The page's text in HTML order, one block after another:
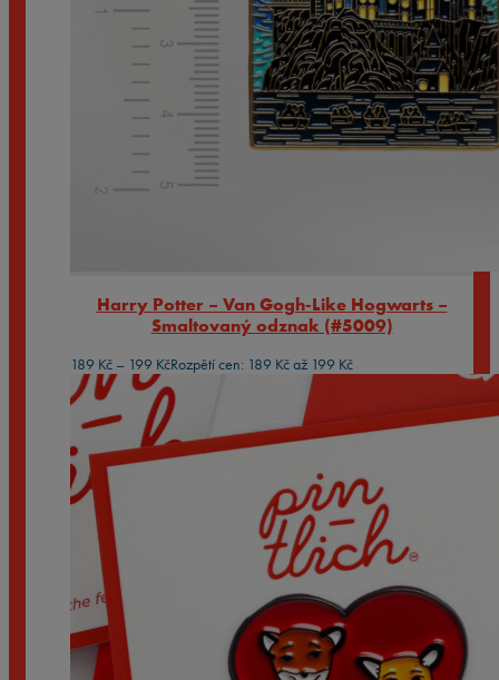
Harry Potter – Van Gogh-Like Hogwarts –
Smaltovaný odznak (#5009)
189 Kč – 199 KčRozpětí cen: 189 Kč až 199 Kč